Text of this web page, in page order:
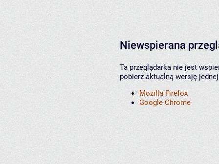
Niewspierana
Ta przeglądarka nie jest
pobierz aktualną wersję
Mozilla Firefox
Google Chrome